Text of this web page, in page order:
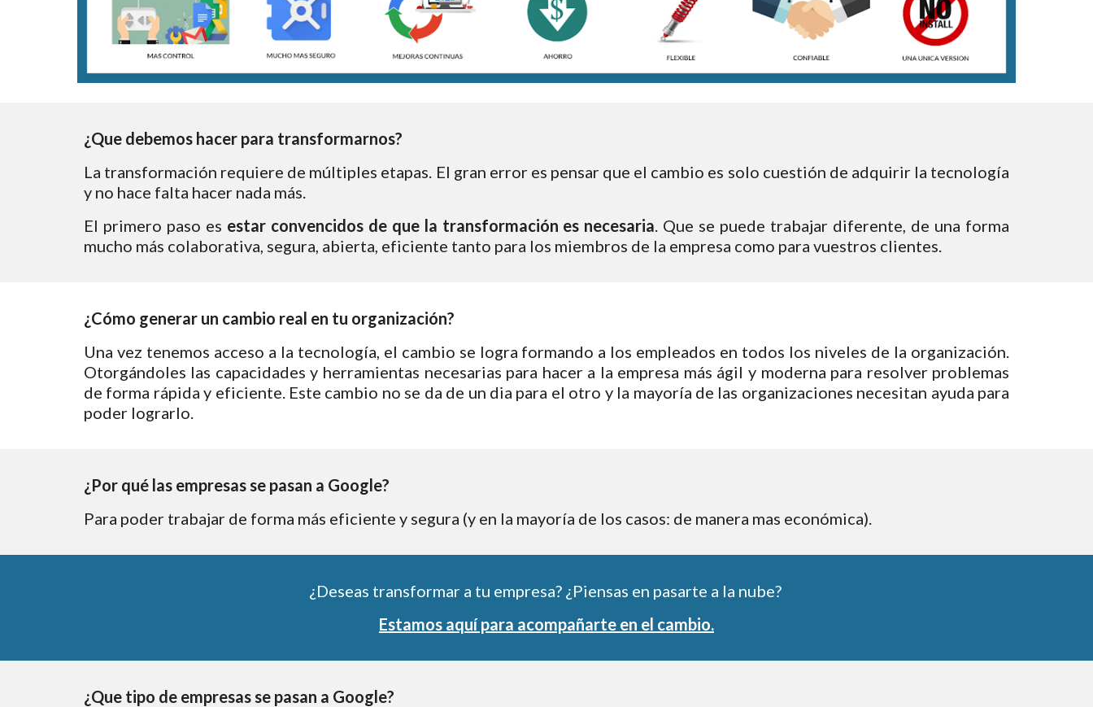
¿Que debemos hacer para transformarnos?
La transformación requiere de múltiples etapas. El gran error es pensar que el cambio es solo cuestión de adquirir la tecnología
y no hace falta hacer nada más.
El primero paso es estar convencidos de que la transformación es necesaria. Que se puede trabajar diferente, de una forma
mucho más colaborativa, segura, abierta, eficiente tanto para los miembros de la empresa como para vuestros clientes.
¿Cómo generar un cambio real en tu organización?
Una vez tenemos acceso a la tecnología, el cambio se logra formando a los empleados en todos los niveles de la organización.
Otorgándoles las capacidades y herramientas necesarias para hacer a la empresa más ágil y moderna para resolver problemas
de forma rápida y eficiente. Este cambio no se da de un dia para el otro y la mayoría de las organizaciones necesitan ayuda para
poder lograrlo.
¿Por qué las empresas se pasan a Google?
Para poder trabajar de forma más eficiente y segura (y en la mayoría de los casos: de manera mas económica).
¿Deseas transformar a tu empresa? ¿Piensas en pasarte a la nube?
Estamos aquí para acompañarte en el cambio.
¿Que tipo de empresas se pasan a Google?